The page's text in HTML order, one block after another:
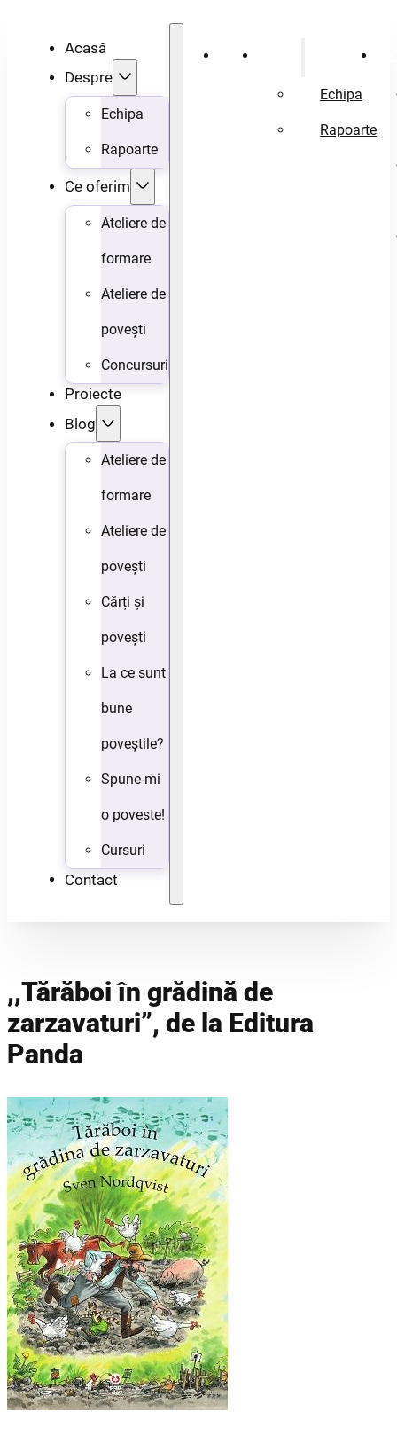
Acasă
Despre
Echipa
Rapoarte
Ce oferim
Ateliere de
formare
Ateliere de
povești
Concursuri
Proiecte
Blog
Ateliere de
formare
Ateliere de
povești
Cărți și
povești
La ce sunt
bune
poveștile?
Spune-mi
o poveste!
Cursuri
Contact
Acasă
Echipa
Rapoarte
,,Tărăboi în grădină de
zarzavaturi”, de la Editura
Panda